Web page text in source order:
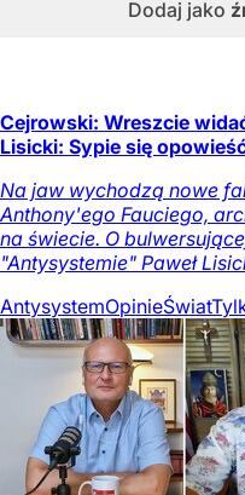
Dodaj jako
Cejrowski: Wreszcie
Lisicki: Sypie się
Na jaw wychodzą nowe
Anthony'ego Fauciego,
na świecie. O
"Antysystemie" Paweł
AntysystemOpinieŚwiat